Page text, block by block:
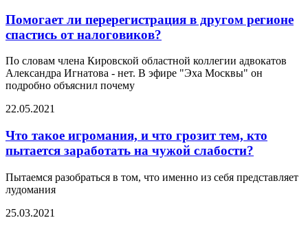
Помогает ли перерегистрация в другом регионе
спастись от налоговиков?
По словам члена Кировской областной коллегии адвокатов
Александра Игнатова - нет. В эфире "Эха Москвы" он
подробно объяснил почему
22.05.2021
Что такое игромания, и что грозит тем, кто
пытается заработать на чужой слабости?
Пытаемся разобраться в том, что именно из себя представляет
лудомания
25.03.2021